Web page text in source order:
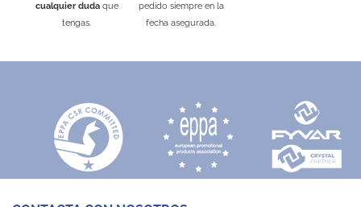
cualquier dudaque
tengas.
pedido siempre en la
fecha asegurada.